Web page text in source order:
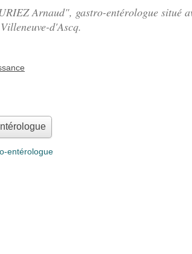
Arnaud", gastro-entérologue situé
d'Ascq.
entérologue